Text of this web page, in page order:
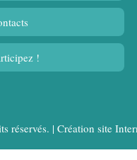
!
réservés. | Création site